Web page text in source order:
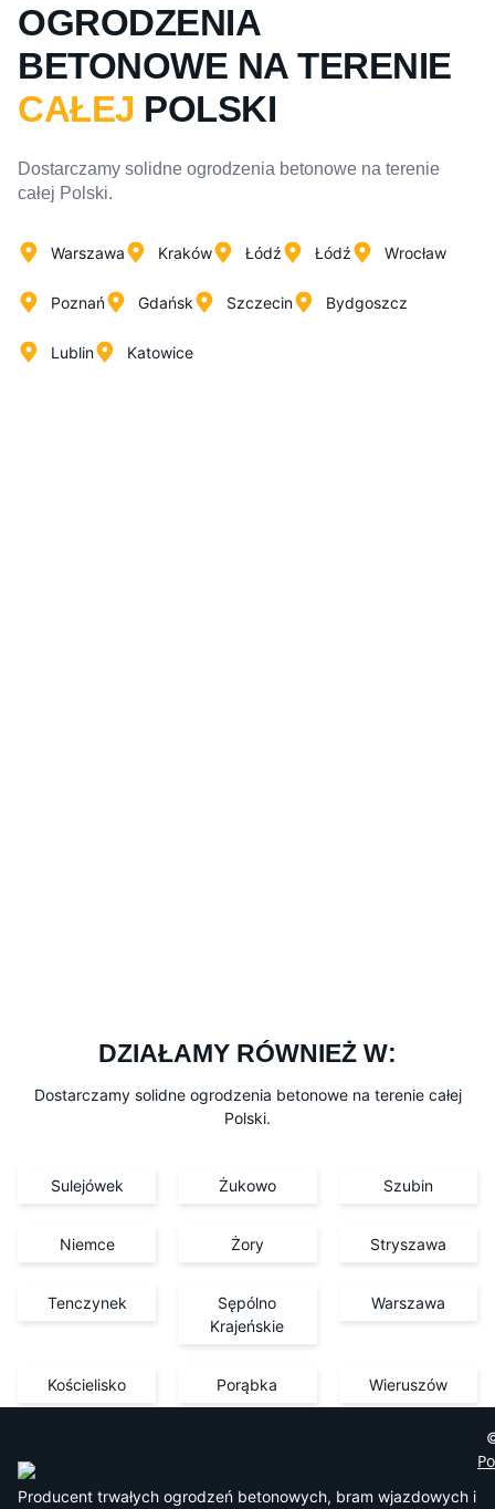
OGRODZENIA
BETONOWE NA TERENIE
CAŁEJ POLSKI
Dostarczamy solidne ogrodzenia betonowe na terenie
całej Polski.
Warszawa Kraków Łódź Łódź Wrocław
Poznań Gdańsk Szczecin Bydgoszcz
Lublin Katowice
DZIAŁAMY RÓWNIEŻ W:
Dostarczamy solidne ogrodzenia betonowe na terenie całej
Polski.
Sulejówek Żukowo Szubin
Niemce Żory Stryszawa
Tenczynek
Sępólno
Krajeńskie
Warszawa
Kościelisko Porąbka Wieruszów
Producent trwałych ogrodzeń betonowych, bram wjazdowych i